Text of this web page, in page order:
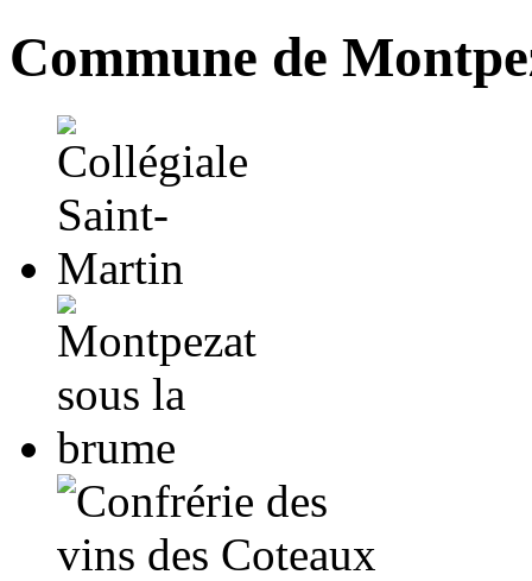
Commune de